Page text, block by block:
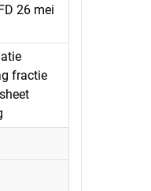
26 mei
fractie